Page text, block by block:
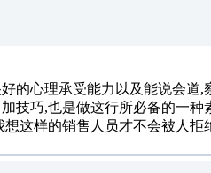
的心理承受能力以及能说会
技巧,也是做这行所必备的一
这样的销售人员才不会被人拒